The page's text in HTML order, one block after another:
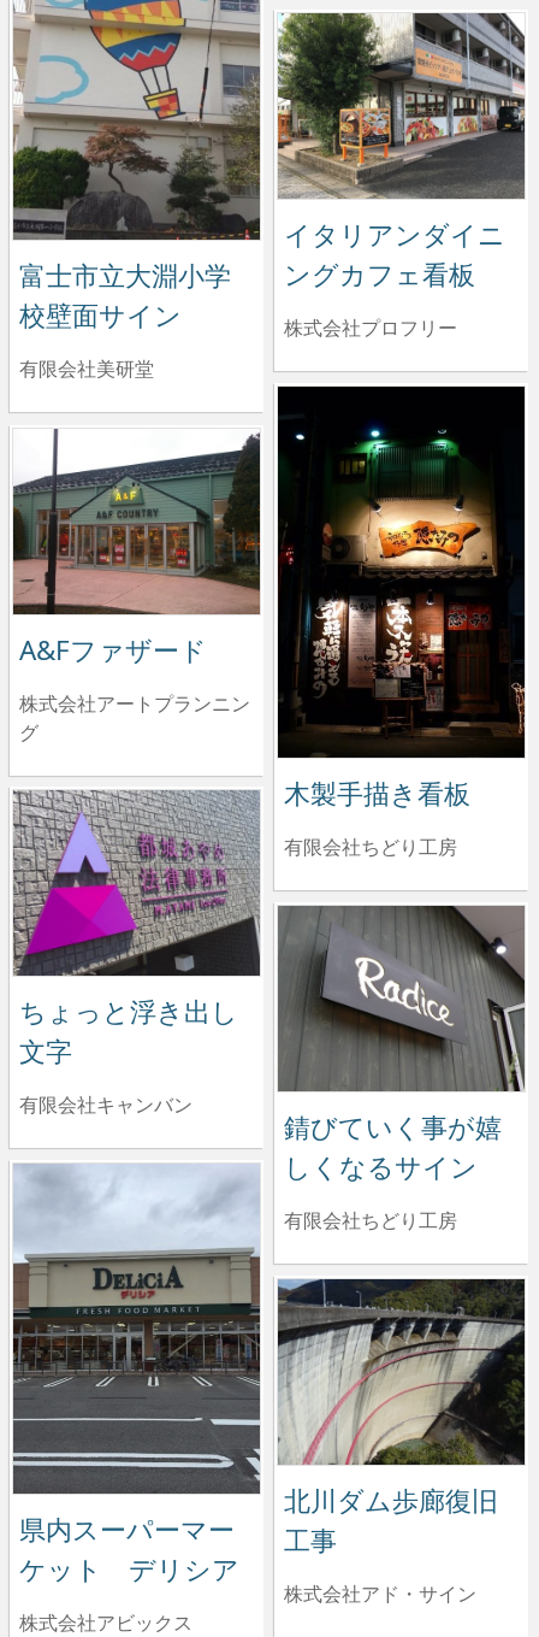
富士市立大淵小学
校壁面サイン
有限会社美研堂
イタリアンダイニ
ングカフェ看板
株式会社プロフリー
木製手描き看板
有限会社ちどり工房
A&Fファザード
株式会社アートプランニン
グ
ちょっと浮き出し
文字
有限会社キャンバン
錆びていく事が嬉
しくなるサイン
有限会社ちどり工房
県内スーパーマー
ケット デリシア
株式会社アビックス
北川ダム歩廊復旧
工事
株式会社アド・サイン